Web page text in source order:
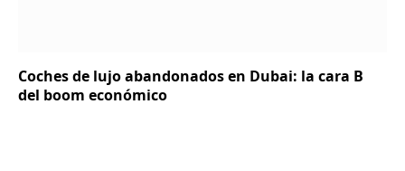
Coches de lujo abandonados en Dubai: la cara B
del boom económico